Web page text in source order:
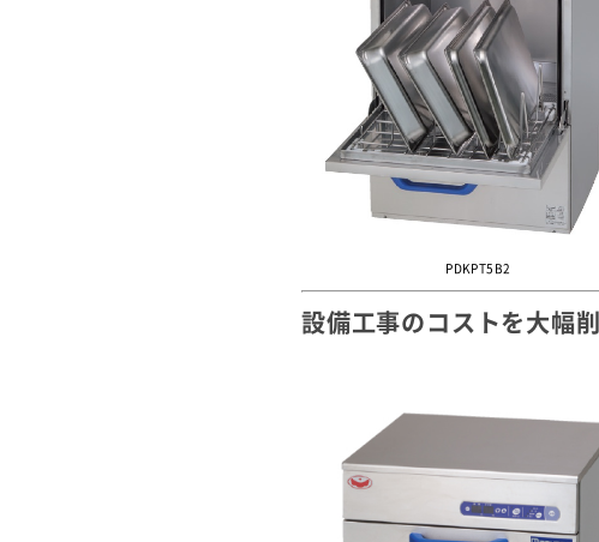
PDKPT5B2
設備工事のコストを大幅